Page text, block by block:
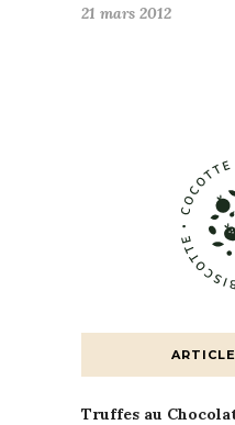
21 mars 2012
Truffes au